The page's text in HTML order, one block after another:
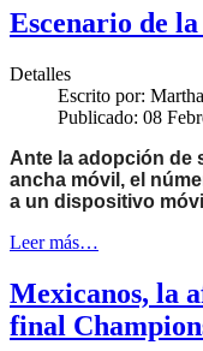
Escenario de
Detalles
Escrito por:
Publicado: 08
Ante la adopción de
ancha móvil, el
a un dispositivo
Leer más…
Mexicanos, la
final